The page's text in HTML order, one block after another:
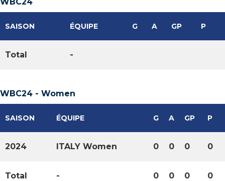
SAISON ÉQUIPE G A GP P
Total -
WBC24 - Women
SAISON ÉQUIPE G A GP P
2024 ITALY Women 0 0 0 0
Total - 0 0 0 0